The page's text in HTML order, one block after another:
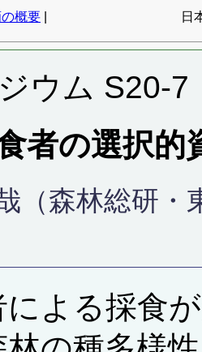
概要 日
ウム S20-7
者の選択的
（森林総研・
による採食